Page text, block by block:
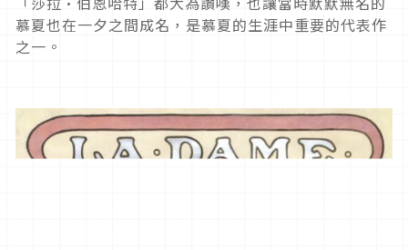
慕夏也在一夕之間成名，是慕夏的生涯中重要的代表作
之一。